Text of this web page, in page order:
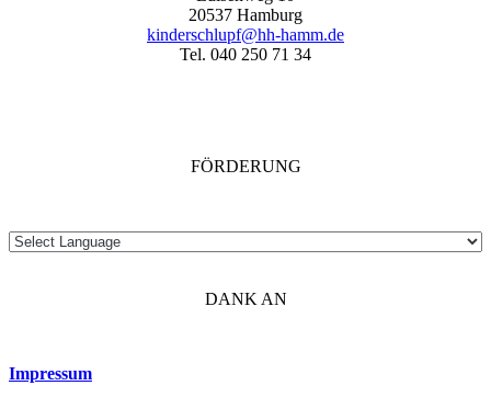
20537 Hamburg
kinderschlupf@hh-hamm.de
Tel. 040 250 71 34
FÖRDERUNG
DANK AN
Impressum